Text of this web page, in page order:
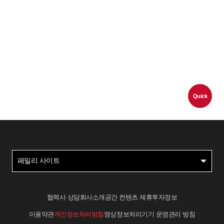
Quick
패밀리 사이트
협력사 상담회사소개 공간 컨텐츠 제휴투자정보
이용약관개인정보처리방침 영상정보처리기기 운영관리 방침